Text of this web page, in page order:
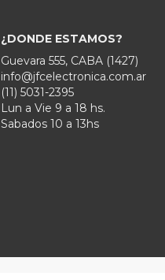
¿DONDE ESTAMOS?
Guevara 555, CABA (1427)
info@jfcelectronica.com.ar
(11) 5031-2395
Lun a Vie 9 a 18 hs.
Sabados 10 a 13hs